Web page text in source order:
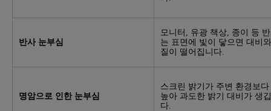
반사 눈부심
모니터, 유광 책상, 종이 등
는 표면에 빛이 닿으면 대비
질이 떨어집니다.
명암으로 인한 눈부심
스크린 밝기가 주변 환경보다
높아 과도한 밝기 대비가 생
다.